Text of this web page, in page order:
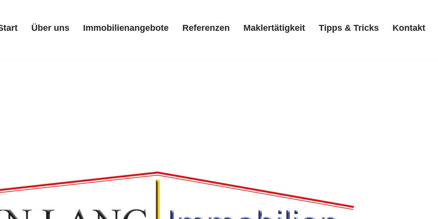
Über uns Immobilienangebote Referenzen Maklertätigkeit Tipps & Tricks Kontakt